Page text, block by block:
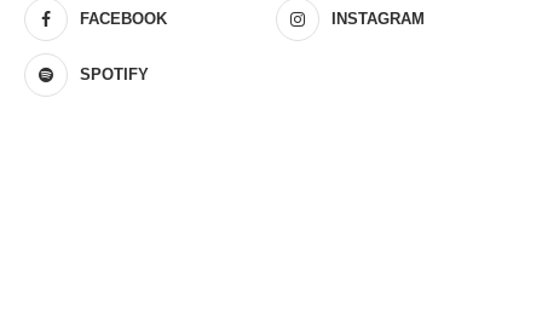
FACEBOOK INSTAGRAM
SPOTIFY